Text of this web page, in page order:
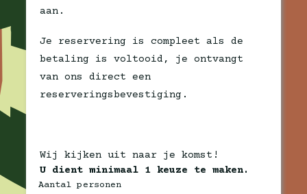
aan.
Je reservering is compleet als de
betaling is voltooid, je ontvangt
van ons direct een
reserveringsbevestiging.
Wij kijken uit naar je komst!
U dient minimaal 1 keuze te maken.
Aantal personen